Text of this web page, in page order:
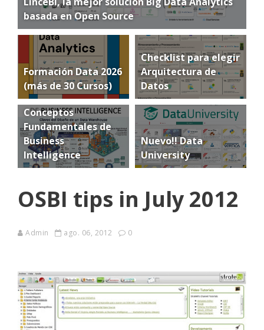
basada en Open Source
Formación Data 2026
(más de 30 Cursos)
Checklist para elegir
Arquitectura de
Datos
Conceptos
Fundamentales de
Business
Intelligence
Nuevo!! Data
University
OSBI tips in July 2012
Admin ago. 06, 2012 0